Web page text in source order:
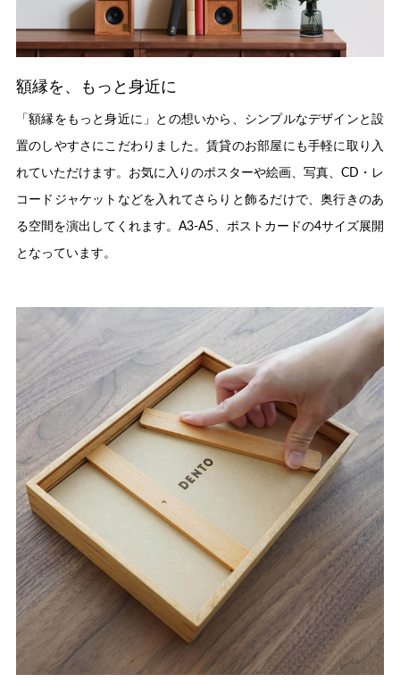
額縁を、もっと身近に
「額縁をもっと身近に」との想いから、シンプルなデザインと設
置のしやすさにこだわりました。賃貸のお部屋にも手軽に取り入
れていただけます。お気に入りのポスターや絵画、写真、CD・レ
コードジャケットなどを入れてさらりと飾るだけで、奥行きのあ
る空間を演出してくれます。A3-A5、ポストカードの4サイズ展開
となっています。